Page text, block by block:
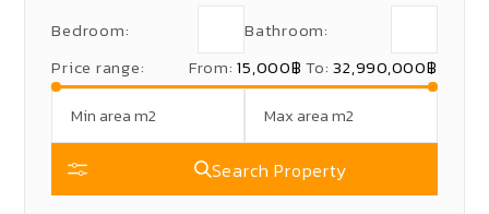
Bedroom:
Bathroom:
Price range:
From: 15,000฿ To: 32,990,000฿
Search Property